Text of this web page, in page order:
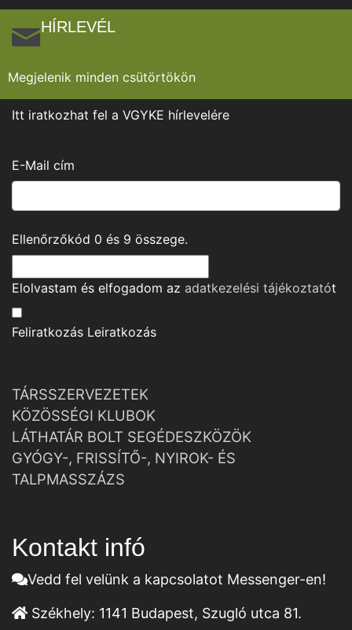
HÍRLEVÉL
Megjelenik minden csütörtökön
Itt iratkozhat fel a VGYKE hírlevelére
E-Mail cím
Ellenőrzőkód 0 és 9 összege.
Elolvastam és elfogadom az adatkezelési tájékoztatót
Feliratkozás Leiratkozás
TÁRSSZERVEZETEK
KÖZÖSSÉGI KLUBOK
LÁTHATÁR BOLT SEGÉDESZKÖZÖK
GYÓGY-, FRISSÍTŐ-, NYIROK- ÉS
TALPMASSZÁZS
Kontakt infó
Vedd fel velünk a kapcsolatot Messenger-en!
Székhely: 1141 Budapest, Szugló utca 81.